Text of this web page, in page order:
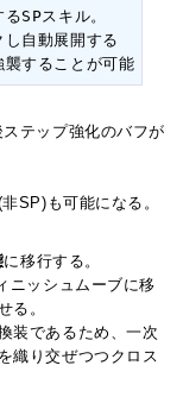
SPスキル。
自動展開する
襲することが可能
テップ強化のバフが
SP)も可能になる。
に移行する。
ニッシュムーブに移
る。
装であるため、一次
織り交ぜつつクロス